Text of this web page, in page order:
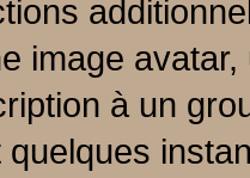
image
à un